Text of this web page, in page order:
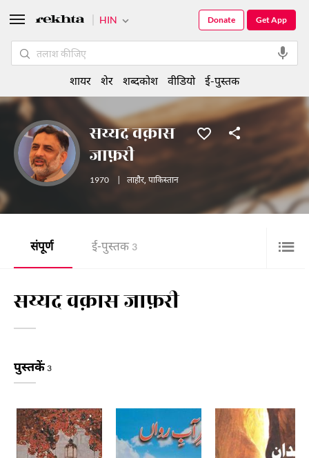
सय्यद वक़ास
जाफ़री
1970 लाहौर,पाकिस्तान
संपूर्ण ई-पुस्तक 3
सय्यद वक़ास जाफ़री
पुस्तकें 3
HIN Get App
Donate
शायर शेर शब्दकोश वीडियो ई-पुस्तक